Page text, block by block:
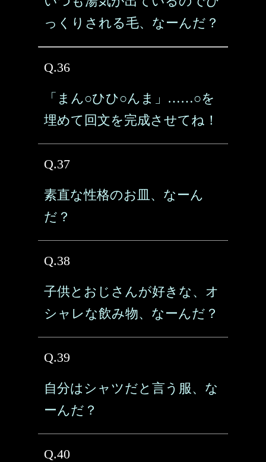
っくりされる毛、なーんだ？
Q.36
「まん○ひひ○んま」……○を
埋めて回文を完成させてね！
Q.37
素直な性格のお皿、なーん
だ？
Q.38
子供とおじさんが好きな、オ
シャレな飲み物、なーんだ？
Q.39
自分はシャツだと言う服、な
ーんだ？
Q.40